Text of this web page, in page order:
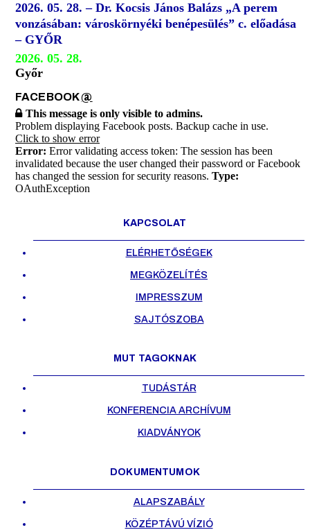
2026. 05. 28. – Dr. Kocsis János Balázs „A perem
vonzásában: városkörnyéki benépesülés” c. előadása
– GYŐR
2026. 05. 28.
Győr
FACEBOOK@
This message is only visible to admins.
Problem displaying Facebook posts. Backup cache in use.
Click to show error
Error: Error validating access token: The session has been
invalidated because the user changed their password or Facebook
has changed the session for security reasons. Type:
OAuthException
KAPCSOLAT
ELÉRHETŐSÉGEK
MEGKÖZELÍTÉS
IMPRESSZUM
SAJTÓSZOBA
MUT TAGOKNAK
TUDÁSTÁR
KONFERENCIA ARCHÍVUM
KIADVÁNYOK
DOKUMENTUMOK
ALAPSZABÁLY
KÖZÉPTÁVÚ VÍZIÓ